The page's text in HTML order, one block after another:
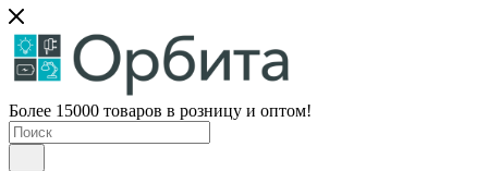
Более 15000 товаров в розницу и оптом!